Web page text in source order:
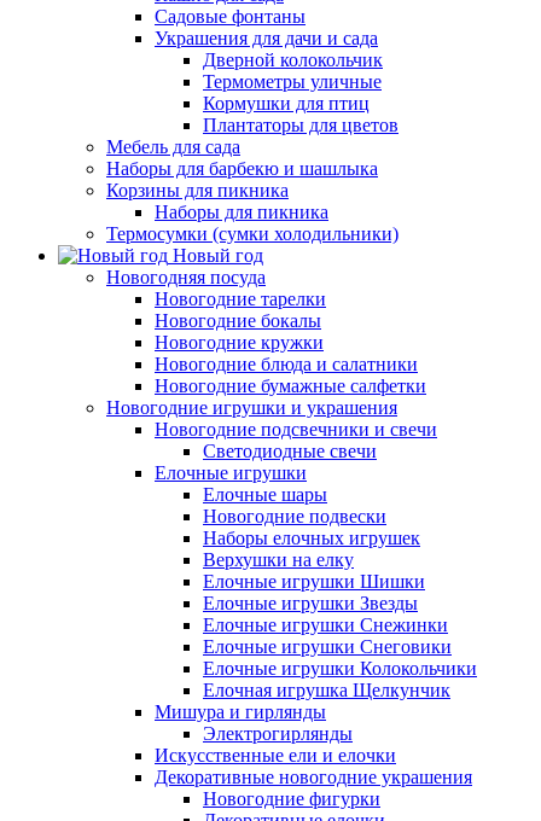
Садовые фонтаны
Украшения для дачи и сада
Дверной колокольчик
Термометры уличные
Кормушки для птиц
Плантаторы для цветов
Мебель для сада
Наборы для барбекю и шашлыка
Корзины для пикника
Наборы для пикника
Термосумки (сумки холодильники)
Новый год
Новогодняя посуда
Новогодние тарелки
Новогодние бокалы
Новогодние кружки
Новогодние блюда и салатники
Новогодние бумажные салфетки
Новогодние игрушки и украшения
Новогодние подсвечники и свечи
Светодиодные свечи
Елочные игрушки
Елочные шары
Новогодние подвески
Наборы елочных игрушек
Верхушки на елку
Елочные игрушки Шишки
Елочные игрушки Звезды
Елочные игрушки Снежинки
Елочные игрушки Снеговики
Елочные игрушки Колокольчики
Елочная игрушка Щелкунчик
Мишура и гирлянды
Электрогирлянды
Искусственные ели и елочки
Декоративные новогодние украшения
Новогодние фигурки